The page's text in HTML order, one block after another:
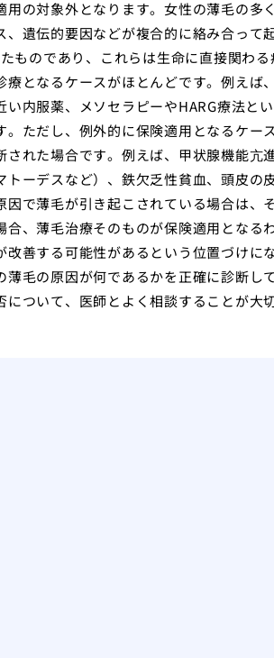
用の対象外となります。女性の薄毛の多
遺伝的要因などが複合的に絡み合って
ものであり、これらは生命に直接関わ
となるケースがほとんどです。例えば
内服薬、メソセラピーやHARG療法とい
ただし、例外的に保険適用となるケー
れた場合です。例えば、甲状腺機能亢
ーデスなど）、鉄欠乏性貧血、頭皮の
で薄毛が引き起こされている場合は、
、薄毛治療そのものが保険適用となる
善する可能性があるという位置づけに
毛の原因が何であるかを正確に診断し
ついて、医師とよく相談することが大切